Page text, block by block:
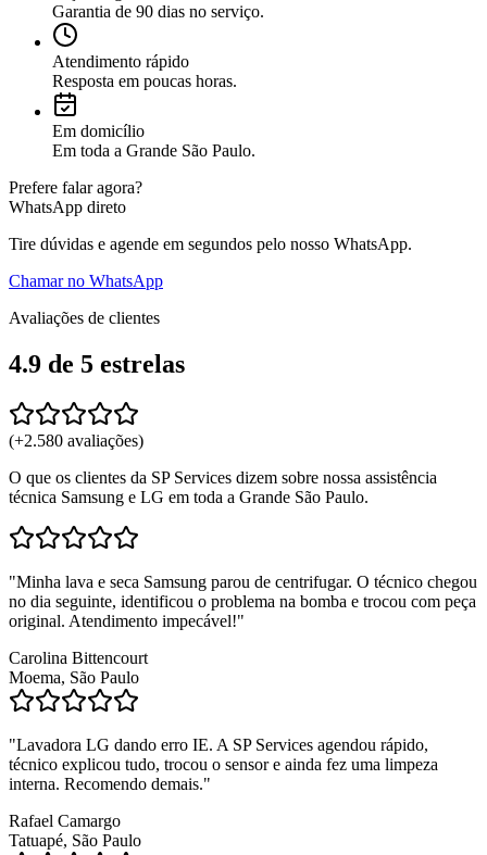
Garantia de 90 dias no serviço.
Atendimento rápido
Resposta em poucas horas.
Em domicílio
Em toda a Grande São Paulo.
Prefere falar agora?
WhatsApp direto
Tire dúvidas e agende em segundos pelo nosso WhatsApp.
Chamar no WhatsApp
Avaliações de clientes
4.9 de 5 estrelas
(+2.580 avaliações)
O que os clientes da SP Services dizem sobre nossa assistência
técnica Samsung e LG em toda a Grande São Paulo.
"Minha lava e seca Samsung parou de centrifugar. O técnico chegou
no dia seguinte, identificou o problema na bomba e trocou com peça
original. Atendimento impecável!"
Carolina Bittencourt
Moema, São Paulo
"Lavadora LG dando erro IE. A SP Services agendou rápido,
técnico explicou tudo, trocou o sensor e ainda fez uma limpeza
interna. Recomendo demais."
Rafael Camargo
Tatuapé, São Paulo